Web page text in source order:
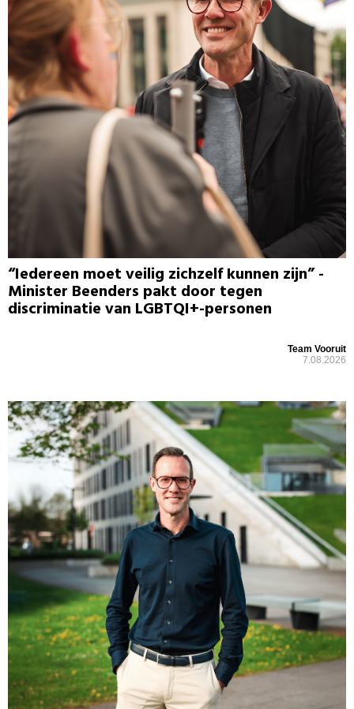
“Iedereen moet veilig zichzelf kunnen zijn” -
Minister Beenders pakt door tegen
discriminatie van LGBTQI+-personen
Team Vooruit
7.08.2026